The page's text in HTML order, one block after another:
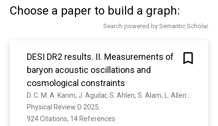
Choose a paper to build a graph:
Search powered by Semantic Scholar
DESI DR2 results. II. Measurements of
baryon acoustic oscillations and
cosmological constraints
Physical Review D 2025.
924 Citations, 14 References